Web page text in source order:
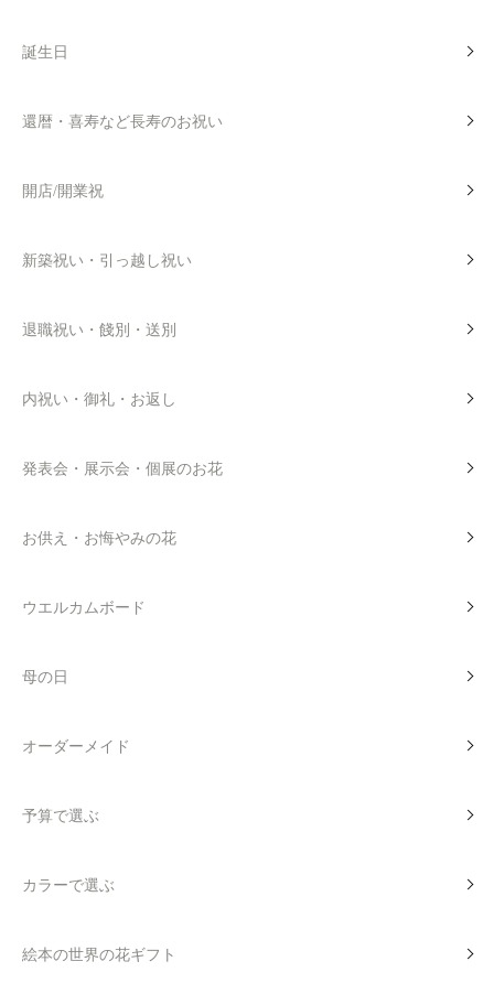
誕生日
還暦・喜寿など長寿のお祝い
開店/開業祝
新築祝い・引っ越し祝い
退職祝い・餞別・送別
内祝い・御礼・お返し
発表会・展示会・個展のお花
お供え・お悔やみの花
ウエルカムボード
母の日
オーダーメイド
予算で選ぶ
カラーで選ぶ
絵本の世界の花ギフト